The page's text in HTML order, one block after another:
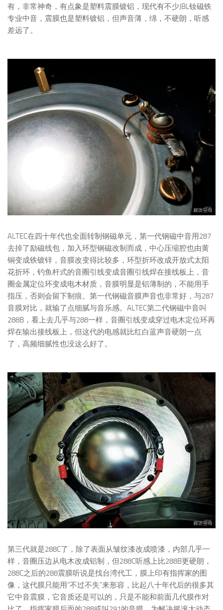
有，非常神奇，有点象是塑料震膜镀铝，现代有不少JBL钕磁铁
专业中音，震膜也是塑料镀铝，但声音薄，绵，不硬朗，听感
差远了。
ALTEC在四十年代也全面转制钢磁单元，第一代钢磁中音用287
去掉了励磁线包，加入环型钢磁改制而成，中心压缩腔也由黄
铜变成铁镀锌，音膜改变得比较多，环型折环改成开放式太阳
花折环，钓鱼杆式的音圈引线变成音圈引线焊在接线板上，音
圈金属定位环变成电木材质，音膜明显是铝薄制的，不能用手
指压，否则会留下制痕。第一代钢磁音膜声音也非常好，与287
音膜对比，就输了点细腻与音乐感。ALTEC第二代钢磁中音叫
288B，看上去几乎与288一样，音圈引线变成穿过电木定位环再
焊在输出接线板上，但这代的电感就比红白蓝声音硬朗一点
了，高频细腻性也没这么好了。
第三代就是288C了，除了表面从皱纹漆改成喷漆，内部几乎一
样，音圈压边从电木改成铝制，但288C听感上比288B更硬朗，
288C之后的288震膜听说是找台湾代工，膜上印有指挥家的图
像，这代膜只能用“不过不失”来形容，比起八十年代后的很多其
它中音震膜，它音质还是可以的，只是不能和前面几代膜作对